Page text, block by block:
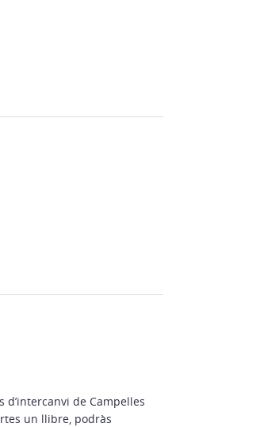
de Campelles